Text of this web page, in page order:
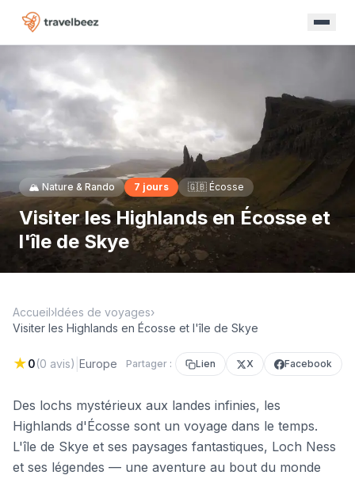
🏔️ Nature & Rando 7 jours 🇬🇧 Écosse
Visiter les Highlands en Écosse et
l'île de Skye
Accueil›Idées de voyages›
Visiter les Highlands en Écosse et l'île de Skye
★0(0 avis) Europe Partager : Lien X Facebook
Des lochs mystérieux aux landes infinies, les
Highlands d'Écosse sont un voyage dans le temps.
L'île de Skye et ses paysages fantastiques, Loch Ness
et ses légendes — une aventure au bout du monde